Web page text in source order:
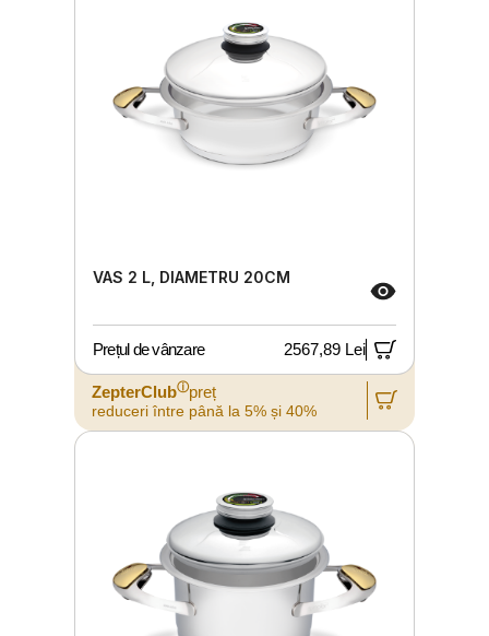
VAS 2 L, DIAMETRU 20CM
Prețul de vânzare 2567,89 Lei
ZepterClubⓘpreț
reduceri între până la 5% și 40%